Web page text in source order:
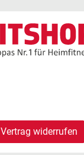
Vertrag widerrufen